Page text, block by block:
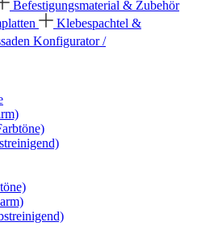
Befestigungsmaterial & Zubehör
Klebespachtel &
Konfigurator /